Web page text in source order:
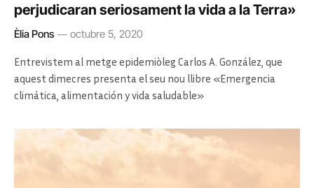
perjudicaran seriosament la vida a la Terra»
Èlia Pons octubre 5, 2020
Entrevistem al metge epidemiòleg Carlos A. González, que
aquest dimecres presenta el seu nou llibre «Emergencia
climática, alimentación y vida saludable»